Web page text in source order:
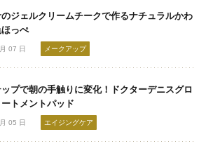
ジェルクリームチークで作るナチュラルかわ
っぺ
07 日 メークアップ
プで朝の手触りに変化！ドクターデニスグロ
トメントパッド
05 日 エイジングケア